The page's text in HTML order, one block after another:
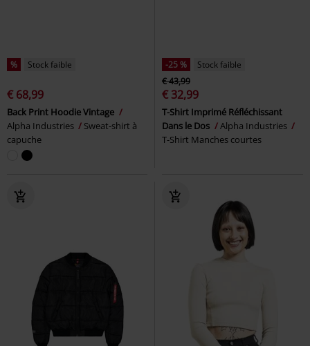
% Stock faible
€ 68,99
Back Print Hoodie Vintage
Alpha Industries
Sweat-shirt à
capuche
-25 %
Stock faible
€ 43,99
€ 32,99
T-Shirt Imprimé Réfléchissant
Dans le Dos
Alpha Industries
T-Shirt Manches courtes